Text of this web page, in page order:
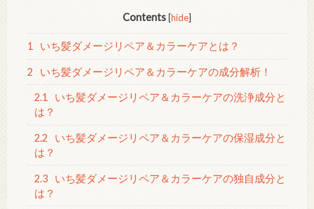
Contents [hide]
1 いち髪ダメージリペア＆カラーケアとは？
2 いち髪ダメージリペア＆カラーケアの成分解析！
2.1
いち髪ダメージリペア＆カラーケアの洗浄成分と
は？
2.2
いち髪ダメージリペア＆カラーケアの保湿成分と
は？
2.3
いち髪ダメージリペア＆カラーケアの独自成分と
は？